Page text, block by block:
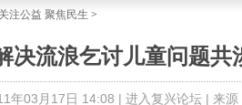
关注公益 聚焦民生 >
决流浪乞讨儿童问题共
年03月17日 14:08 | 进入复兴论坛| 来源